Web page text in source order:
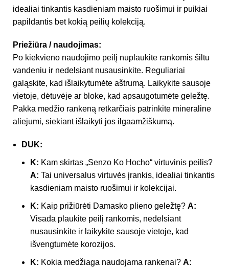
idealiai tinkantis kasdieniam maisto ruošimui ir puikiai
papildantis bet kokią peilių kolekciją.
Priežiūra / naudojimas:
Po kiekvieno naudojimo peilį nuplaukite rankomis šiltu
vandeniu ir nedelsiant nusausinkite. Reguliariai
galąskite, kad išlaikytumėte aštrumą. Laikykite sausoje
vietoje, dėtuvėje ar bloke, kad apsaugotumėte geležtę.
Pakka medžio rankeną retkarčiais patrinkite mineraline
aliejumi, siekiant išlaikyti jos ilgaamžiškumą.
DUK:
K: Kam skirtas „Senzo Ko Hocho“ virtuvinis peilis?
A: Tai universalus virtuvės įrankis, idealiai tinkantis
kasdieniam maisto ruošimui ir kolekcijai.
K: Kaip prižiūrėti Damasko plieno geležtę? A:
Visada plaukite peilį rankomis, nedelsiant
nusausinkite ir laikykite sausoje vietoje, kad
išvengtumėte korozijos.
K: Kokia medžiaga naudojama rankenai? A: